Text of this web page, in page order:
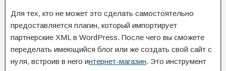
Для тех, кто не может это сделать самостоятельно
предоставляется плагин, который импортирует
партнерские XML в WordPress. После чего вы сможете
переделать имеющийся блог или же создать свой сайт с
нуля, встроив в него интернет-магазин. Это инструмент